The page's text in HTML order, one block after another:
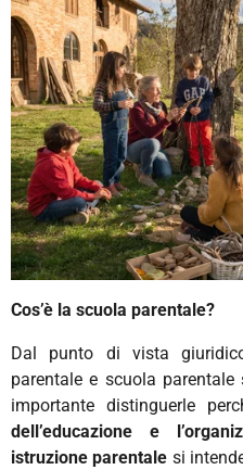
Cos’è la scuola parentale?
Dal punto di vista
parentale e scuola parentale
importante distinguerle
dell’educazione e
istruzione parentale si